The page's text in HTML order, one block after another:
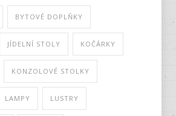
BYTOVÉ DOPLŇKY
JÍDELNÍ STOLY KOČÁRKY
KONZOLOVÉ STOLKY
LAMPY LUSTRY